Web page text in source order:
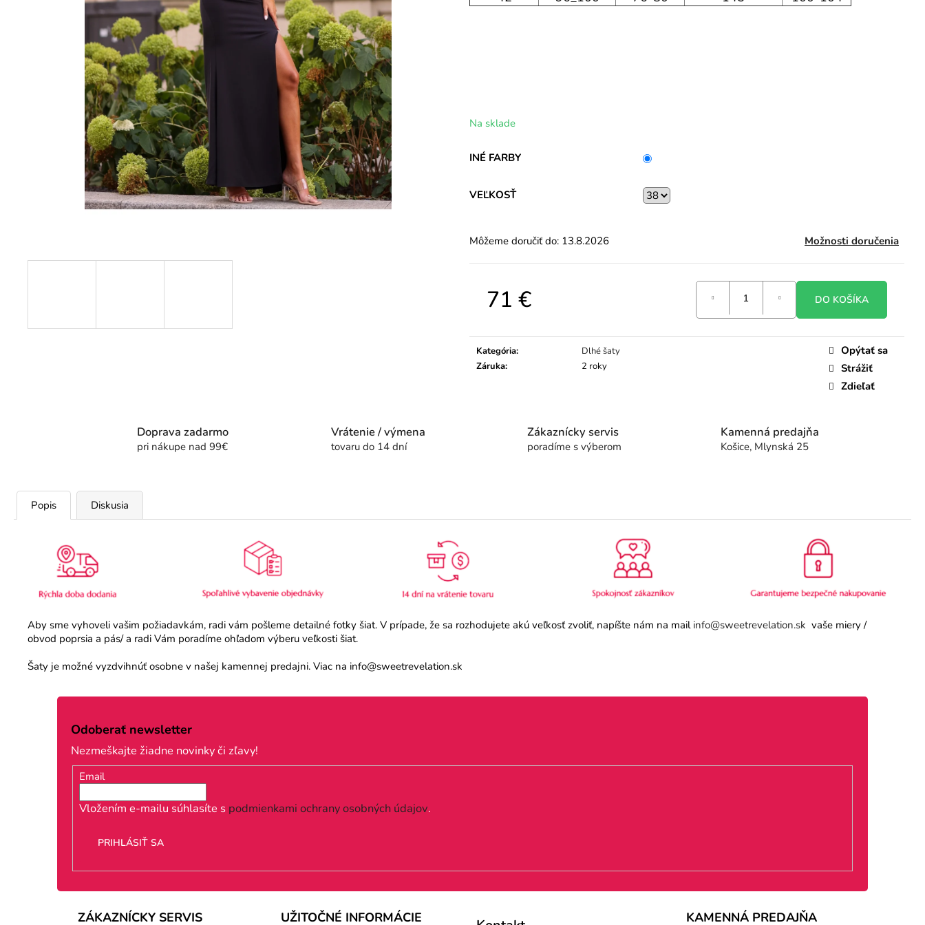
INÉ FARBY
VEĽKOSŤ
Môžeme doručiť do: 13.8.2026 Možnosti doručenia
Na sklade
71 € DO KOŠÍKA
Kategória:
Dlhé šaty
Záruka: 2 roky
Opýtať sa
Strážiť
Zdieľať
Doprava zadarmo
pri nákupe nad 99€
Vrátenie / výmena
tovaru do 14 dní
Zákaznícky servis
poradíme s výberom
Kamenná predajňa
Košice, Mlynská 25
Popis Diskusia
Aby sme vyhoveli vašim požiadavkám, radi vám pošleme detailné fotky šiat. V prípade, že sa rozhodujete akú veľkosť zvoliť, napíšte nám na mail info@sweetrevelation.sk vaše miery /
obvod poprsia a pás/ a radi Vám poradíme ohľadom výberu veľkosti šiat.
Šaty je možné vyzdvihnúť osobne v našej kamennej predajni. Viac na info@sweetrevelation.sk
Odoberať newsletter
Nezmeškajte žiadne novinky či zľavy!
Email
Vložením e-mailu súhlasíte s podmienkami ochrany osobných údajov.
PRIHLÁSIŤ SA
ZÁKAZNÍCKY SERVIS UŽITOČNÉ INFORMÁCIE KAMENNÁ PREDAJŇA